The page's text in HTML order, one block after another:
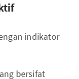
indikator
bersifat